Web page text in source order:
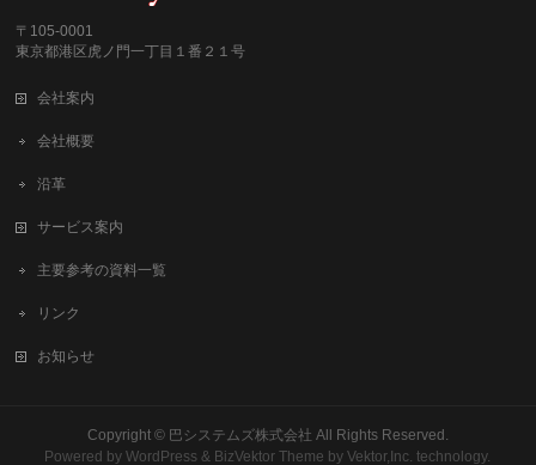
〒105-0001
東京都港区虎ノ門一丁目１番２１号
会社案内
会社概要
沿革
サービス案内
主要参考の資料一覧
リンク
お知らせ
Copyright © 巴システムズ株式会社 All Rights Reserved.
Powered byWordPress & BizVektor Theme byVektor,Inc. technology.